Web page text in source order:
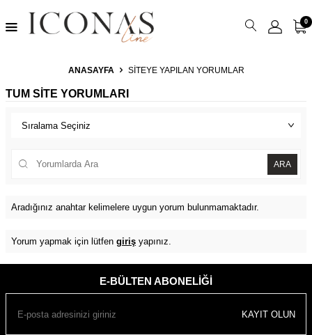
0
ANASAYFA SITEYE YAPILAN YORUMLAR
TUM SITE YORUMLARI
ARA
Aradığınız anahtar kelimelere uygun yorum bulunmamaktadır.
Yorum yapmak için lütfen giriş yapınız.
E-BÜLTEN ABONELIĞI
KAYIT OLUN